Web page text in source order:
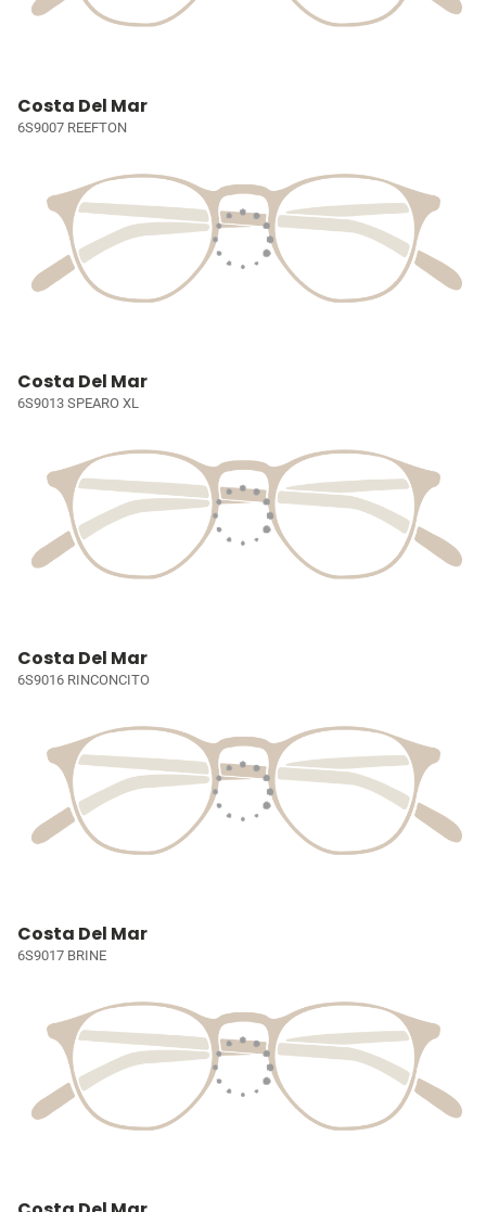
Costa Del Mar
6S9007 REEFTON
Costa Del Mar
6S9013 SPEARO XL
Costa Del Mar
6S9016 RINCONCITO
Costa Del Mar
6S9017 BRINE